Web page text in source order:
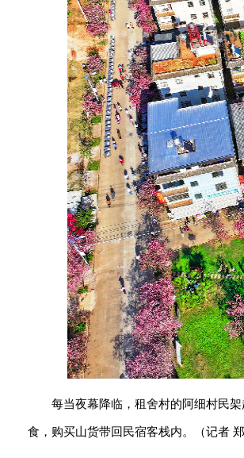
每当夜幕降临，租舍村的阿细村民
食，购买山货带回民宿客栈内。（记者